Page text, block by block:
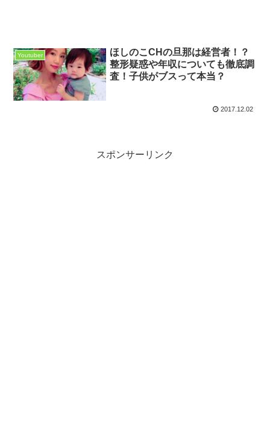
Youtuber
ほしのこCHの旦那は経営者！？
整形疑惑や年収についても徹底調
査！子供がブスって本当？
2017.12.02
スポンサーリンク